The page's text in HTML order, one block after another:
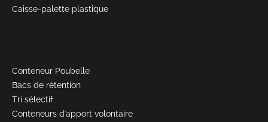
Caisse-palette plastique
Conteneur Poubelle
Bacs de rétention
Tri sélectif
Conteneurs d'apport volontaire